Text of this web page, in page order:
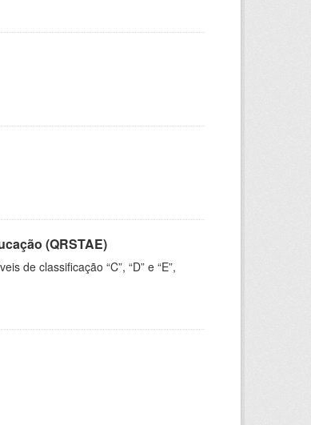
(QRSTAE)
de classificação “C”, “D” e “E”,